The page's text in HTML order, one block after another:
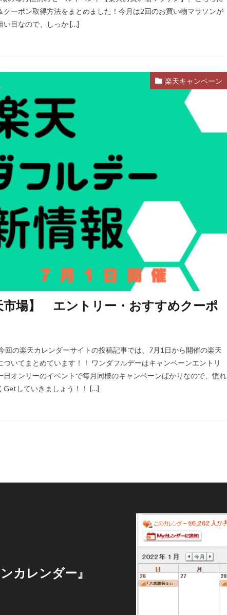
ーポン取得方法をまとめました！今月は2回のお買い物マラソンが
い目なので、しっか […]
楽天キャンペーン
市場】 エントリー・おすすめクーポ
の楽天カレンダーサイトの投稿記事では、7月1日から開催の楽天
いてまとめています！！ ワンダフルデーはキャンペーンエントリ
オンリーのイベントで毎月同様のキャンペーンばかりなので、慣れ
Getしていきましょう！！ […]
カレンダー』